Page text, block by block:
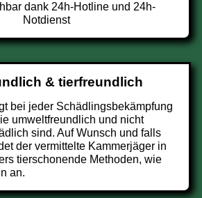
dank 24h-Hotline und 24h-
Notdienst
& tierfreundlich
bei jeder Schädlingsbekämpfung
umweltfreundlich und nicht
sind. Auf Wunsch und falls
der vermittelte Kammerjäger in
tierschonende Methoden, wie
an.